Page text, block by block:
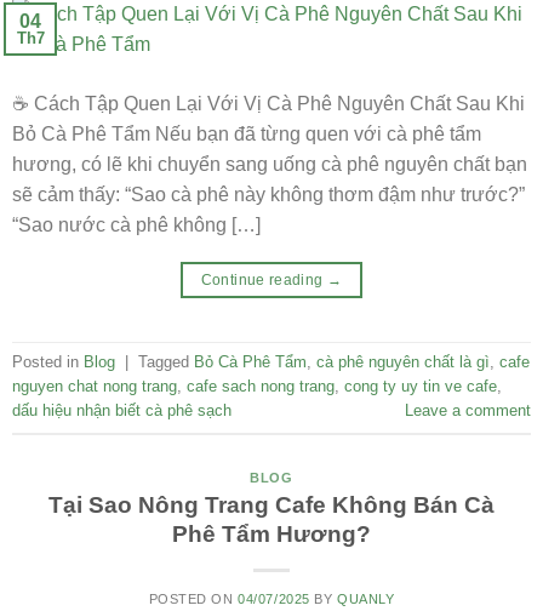
04
Th7
☕ Cách Tập Quen Lại Với Vị Cà Phê Nguyên Chất Sau Khi
Bỏ Cà Phê Tẩm Nếu bạn đã từng quen với cà phê tẩm
hương, có lẽ khi chuyển sang uống cà phê nguyên chất bạn
sẽ cảm thấy: “Sao cà phê này không thơm đậm như trước?”
“Sao nước cà phê không […]
Continue reading →
Posted in Blog Tagged Bỏ Cà Phê Tẩm cà phê nguyên chất là gì cafe
nguyen chat nong trang, cafe sach nong trang, cong ty uy tin ve cafe,
dấu hiệu nhận biết cà phê sạch
Leave a comment
BLOG
Tại Sao Nông Trang Cafe Không Bán Cà
Phê Tẩm Hương?
POSTED ON04/07/2025 BYQUANLY